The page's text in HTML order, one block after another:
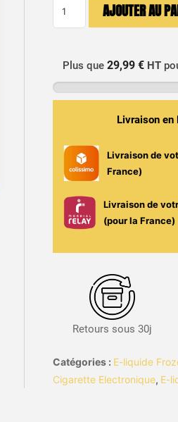
Framboise
Bleue,
Cerise
Noire
100ml
Frozen
Beast
Surboosté
AJOUTER AU
Plus que29,99 € HT
Livraison en
Livraison de
France)
Livraison de
(pour la France)
Retours sous 30j
Catégories : E-liquide
Cigarette Electronique, E-